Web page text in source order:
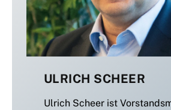
ULRICH SCHEER
Ulrich Scheer ist